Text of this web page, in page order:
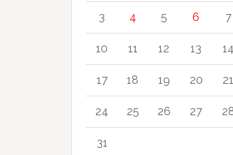
3 4 5 6 7
10 11 12 13 14
17 18 19 20 21
24 25 26 27
31